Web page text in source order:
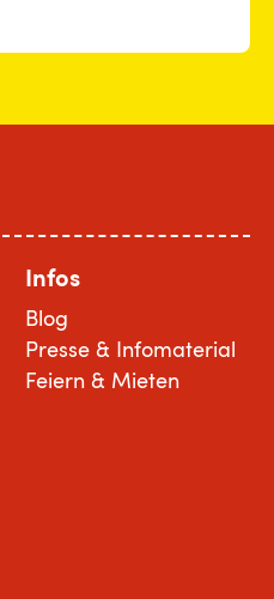
Infos
Blog
Presse & Infomaterial
Feiern & Mieten